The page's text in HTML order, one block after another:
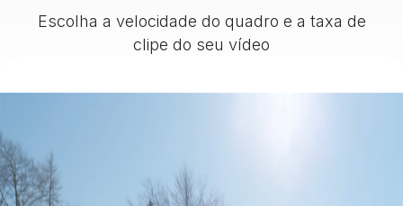
Escolha a velocidade do quadro e a taxa de
clipe do seu vídeo